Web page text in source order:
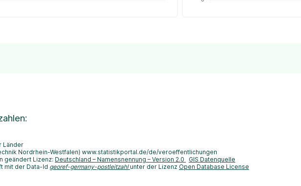
Länder
Nordrhein-Westfalen) www.statistikportal.de/de/veroeffentlichungen
geändert Lizenz: Deutschland – Namensnennung – Version 2.0
GIS Datenquelle
mit der Data-Id georef-germany-postleitzahl unter der Lizenz Open Database License